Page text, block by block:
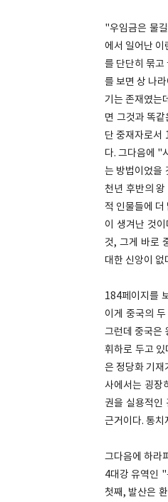
"우임금은 물
에서 일어난 이
를 단단히 묶고
를 보면 상 나
기는 존재였는
면 그것과 똑
단 중재자로서
다. 그다음에 "
는 방법이었을
천년 후반의
적 인물들에 더
이 생겨난 것
것, 그게 바로
대한 신앙이 없
184페이지를
이게 중국의
그런데 중국은
휘하로 두고
은 정당화 기재
사에서는 굉장
권을 실용적인
근거이다. 통치
그다음에 하라
4대강 유역인 "
첫째, 발산은